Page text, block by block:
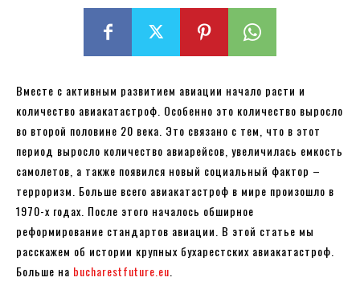
Вместе с активным развитием авиации начало расти и
количество авиакатастроф. Особенно это количество выросло
во второй половине 20 века. Это связано с тем, что в этот
период выросло количество авиарейсов, увеличилась емкость
самолетов, а также появился новый социальный фактор –
терроризм. Больше всего авиакатастроф в мире произошло в
1970-х годах. После этого началось обширное
реформирование стандартов авиации. В этой статье мы
расскажем об истории крупных бухарестских авиакатастроф.
Больше на bucharestfuture.eu